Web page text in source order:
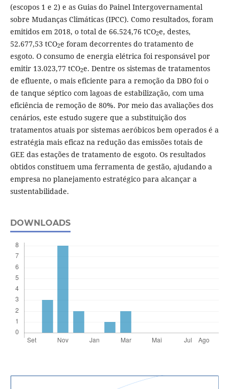
(escopos 1 e 2) e as Guias do Painel Intergovernamental
sobre Mudanças Climáticas (IPCC). Como resultados, foram
emitidos em 2018, o total de 66.524,76 tCO2e, destes,
52.677,53 tCO2e foram decorrentes do tratamento de
esgoto. O consumo de energia elétrica foi responsável por
emitir 13.023,77 tCO2e. Dentre os sistemas de tratamentos
de efluente, o mais eficiente para a remoção da DBO foi o
de tanque séptico com lagoas de estabilização, com uma
eficiência de remoção de 80%. Por meio das avaliações dos
cenários, este estudo sugere que a substituição dos
tratamentos atuais por sistemas aeróbicos bem operados é a
estratégia mais eficaz na redução das emissões totais de
GEE das estações de tratamento de esgoto. Os resultados
obtidos constituem uma ferramenta de gestão, ajudando a
empresa no planejamento estratégico para alcançar a
sustentabilidade.
DOWNLOADS